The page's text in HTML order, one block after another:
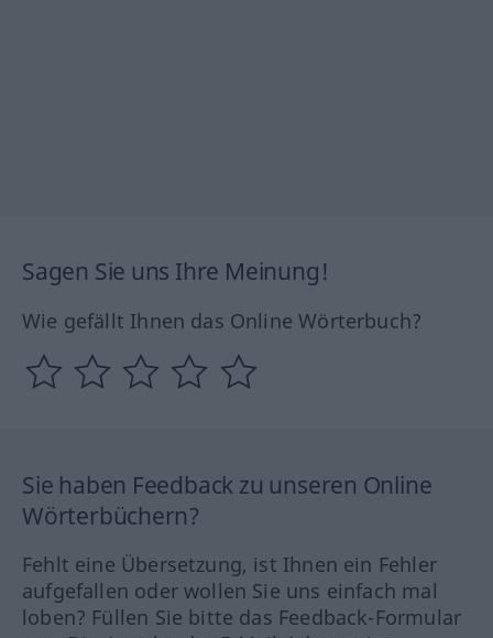
Sagen Sie uns Ihre Meinung!
Wie gefällt Ihnen das Online Wörterbuch?
Sie haben Feedback zu unseren Online
Wörterbüchern?
Fehlt eine Übersetzung, ist Ihnen ein Fehler
aufgefallen oder wollen Sie uns einfach mal
loben? Füllen Sie bitte das Feedback-Formular